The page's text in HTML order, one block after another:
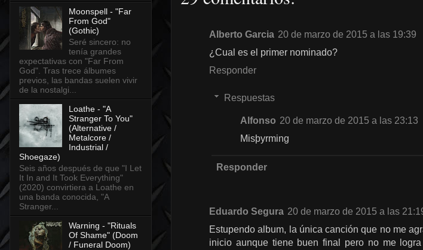
Alberto Garcia 20 de marzo de 2015 a las 19:39
¿Cual es el primer nominado?
Responder
Respuestas
Alfonso 20 de marzo de 2015 a las 23:13
Misþyrming
Responder
Eduardo Segura 20 de marzo de 2015 a las
Estupendo album, la única canción que no me
inicio aunque tiene buen final pero no me
Moonspell - "Far
From God"
(Gothic)
Seré sincero: no
tenía grandes
expectativas con "Far From
God". Tras trece álbumes
previos, las bandas suelen vivir
de la nostalgi...
Loathe - "A
Stranger To You"
(Alternative /
Metalcore /
Industrial /
Shoegaze)
Seis años después de que "I Let
It In and It Took Everything"
(2020) convirtiera a Loathe en
una banda conocida, "A
Stranger...
Warning - "Rituals
Of Shame" (Doom
/ Funeral Doom)